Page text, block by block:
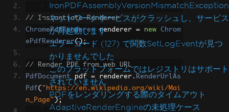
IronPDFAssemblyVersionMismatchException
ネットワークサービスがクラッシュし、サービス
が再起動します
エラーコード (127) で関数SetLogEventが見つ
かりませんでした
このプラットフォームではレジストリはサポート
されていません
PDFをレンダリングする際のタイムアウト
AdaptiveRenderEngineの未処理ケース
// Instantiate Renderer
ChromePdfRenderer renderer = new
Chrom
ePdfRenderer();
// Render PDF from web URL
PdfDocument pdf = renderer . RenderUrlAs
Pdf( "https://en.wikipedia.org/wiki/Mai
n_Page" );